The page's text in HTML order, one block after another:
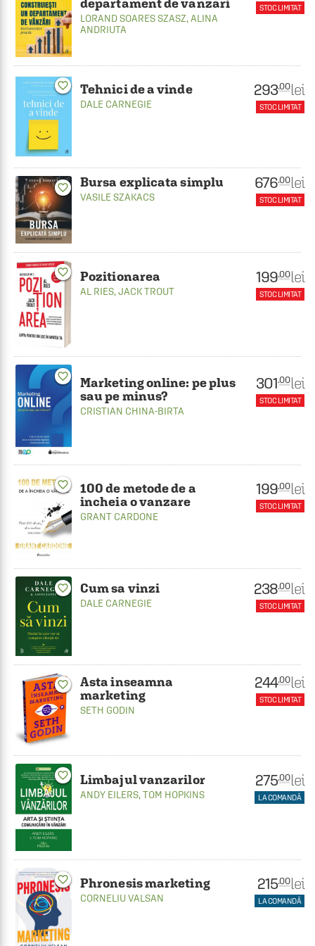
departament de vanzari
LORAND SOARES SZASZ,ALINA
ANDRIUTA
STOC LIMITAT
favorite_border Tehnici de a vinde
DALE CARNEGIE
293.00 lei
STOC LIMITAT
favorite_border Bursa explicata simplu
VASILE SZAKACS
676.00 lei
STOC LIMITAT
favorite_border Pozitionarea
AL RIES,JACK TROUT
199.00 lei
STOC LIMITAT
favorite_border
Marketing online: pe plus
sau pe minus?
CRISTIAN CHINA-BIRTA
301.00 lei
STOC LIMITAT
favorite_border
100 de metode de a
incheia o vanzare
GRANT CARDONE
199.00 lei
STOC LIMITAT
favorite_border Cum sa vinzi
DALE CARNEGIE
238.00 lei
STOC LIMITAT
favorite_border
Asta inseamna
marketing
SETH GODIN
244.00 lei
STOC LIMITAT
favorite_border Limbajul vanzarilor
ANDY EILERS,TOM HOPKINS
275.00 lei
LA COMANDĂ
favorite_border Phronesis marketing
CORNELIU VALSAN
215.00 lei
LA COMANDĂ